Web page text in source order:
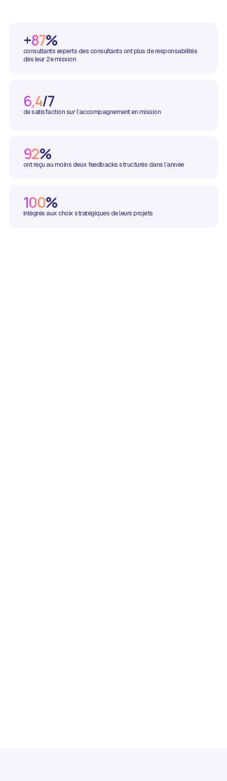
+87%
consultants experts des consultants ont plus de responsabilités
dès leur 2e mission
6,4/7
de satisfaction sur l’accompagnement en mission
92%
ont reçu au moins deux feedbacks structurés dans l’année
100%
intégrés aux choix stratégiques de leurs projets